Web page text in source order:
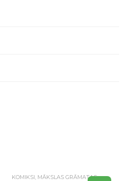
KOMIKSI, MĀKSLAS GRĀMATAS